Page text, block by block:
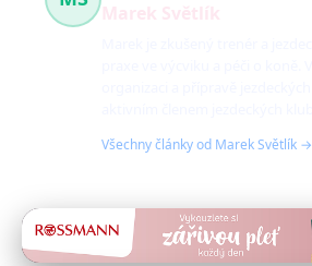
Všechny články od Marek Světlík →